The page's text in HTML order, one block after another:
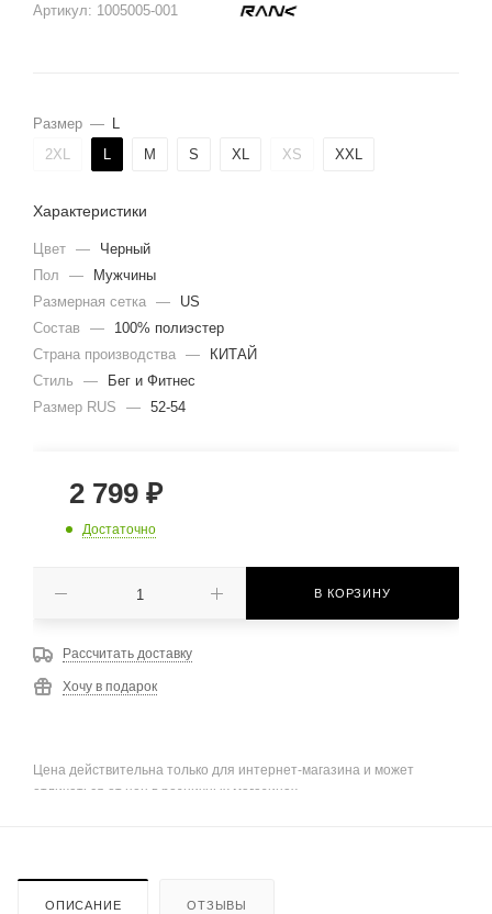
Артикул: 1005005-001
Размер —
2XL
M S XL XS XXL
Характеристики
Цвет —
Черный
Пол
—
Мужчины
Размерная сетка —
US
Состав
—
100% полиэстер
Страна производства —
КИТАЙ
Стиль
—
Бег и Фитнес
Размер RUS
— 52-54
2 799 ₽
Достаточно
В КОРЗИНУ
Рассчитать доставку
Хочу в подарок
Цена действительна только для интернет-магазина и может
отличаться от цен в розничных магазинах
ОПИСАНИЕ ОТЗЫВЫ